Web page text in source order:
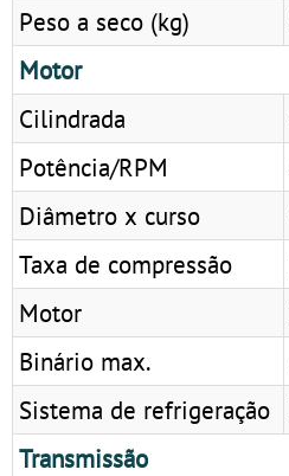
Peso a seco (kg)
Motor
Cilindrada
Potência/RPM
Diâmetro x curso
Taxa de compressão
Motor
Binário max.
Sistema de refrigeração
Transmissão